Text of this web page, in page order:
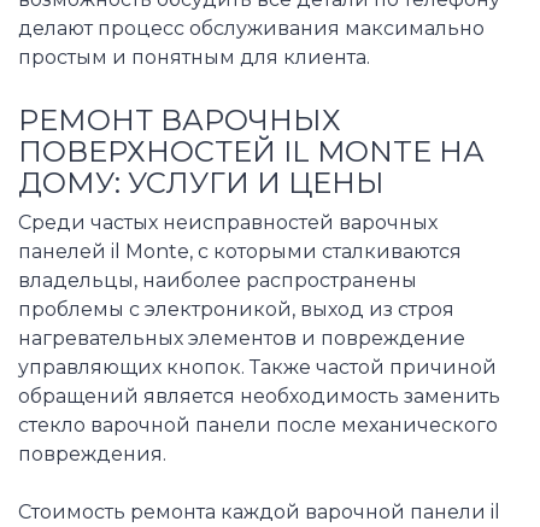
делают процесс обслуживания максимально
простым и понятным для клиента.
РЕМОНТ ВАРОЧНЫХ
ПОВЕРХНОСТЕЙ IL MONTE НА
ДОМУ: УСЛУГИ И ЦЕНЫ
Среди частых неисправностей варочных
панелей il Monte, с которыми сталкиваются
владельцы, наиболее распространены
проблемы с электроникой, выход из строя
нагревательных элементов и повреждение
управляющих кнопок. Также частой причиной
обращений является необходимость заменить
стекло варочной панели после механического
повреждения.
Стоимость ремонта каждой варочной панели il